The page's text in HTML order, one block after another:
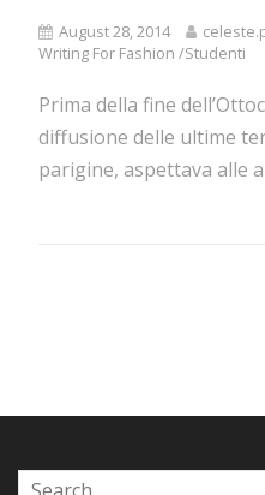
August 28, 2014
Writing For Fashion /Studenti
Prima della fine
diffusione delle ultime
parigine, aspettava alle